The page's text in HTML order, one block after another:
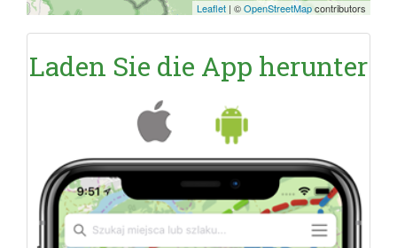
Leaflet | ©OpenStreetMapcontributors
Laden Sie die App herunter